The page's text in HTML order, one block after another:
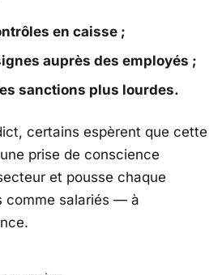
en caisse ;
auprès des employés ;
sanctions plus lourdes.
certains espèrent que cette
prise de conscience
et pousse chaque
salariés — à